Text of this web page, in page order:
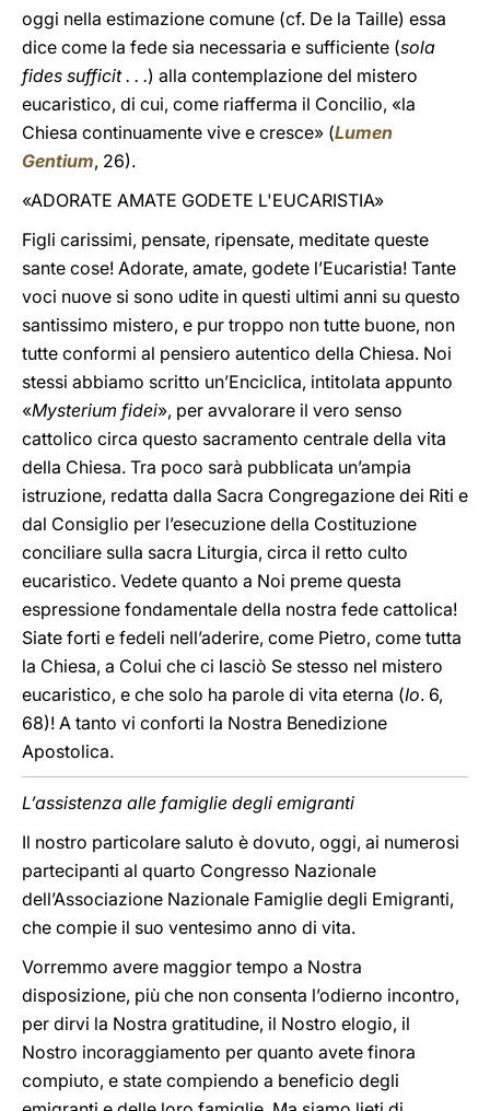
oggi nella estimazione comune (cf. De la Taille) essa
dice come la fede sia necessaria e sufficiente (sola
fides sufficit . . .) alla contemplazione del mistero
eucaristico, di cui, come riafferma il Concilio, «la
Chiesa continuamente vive e cresce» (Lumen
Gentium, 26).
«ADORATE AMATE GODETE L'EUCARISTIA»
Figli carissimi, pensate, ripensate, meditate queste
sante cose! Adorate, amate, godete l’Eucaristia! Tante
voci nuove si sono udite in questi ultimi anni su questo
santissimo mistero, e pur troppo non tutte buone, non
tutte conformi al pensiero autentico della Chiesa. Noi
stessi abbiamo scritto un’Enciclica, intitolata appunto
«Mysterium fidei», per avvalorare il vero senso
cattolico circa questo sacramento centrale della vita
della Chiesa. Tra poco sarà pubblicata un’ampia
istruzione, redatta dalla Sacra Congregazione dei Riti e
dal Consiglio per l’esecuzione della Costituzione
conciliare sulla sacra Liturgia, circa il retto culto
eucaristico. Vedete quanto a Noi preme questa
espressione fondamentale della nostra fede cattolica!
Siate forti e fedeli nell’aderire, come Pietro, come tutta
la Chiesa, a Colui che ci lasciò Se stesso nel mistero
eucaristico, e che solo ha parole di vita eterna (Io. 6,
68)! A tanto vi conforti la Nostra Benedizione
Apostolica.
L’assistenza alle famiglie degli emigranti
Il nostro particolare saluto è dovuto, oggi, ai numerosi
partecipanti al quarto Congresso Nazionale
dell’Associazione Nazionale Famiglie degli Emigranti,
che compie il suo ventesimo anno di vita.
Vorremmo avere maggior tempo a Nostra
disposizione, più che non consenta l’odierno incontro,
per dirvi la Nostra gratitudine, il Nostro elogio, il
Nostro incoraggiamento per quanto avete finora
compiuto, e state compiendo a beneficio degli